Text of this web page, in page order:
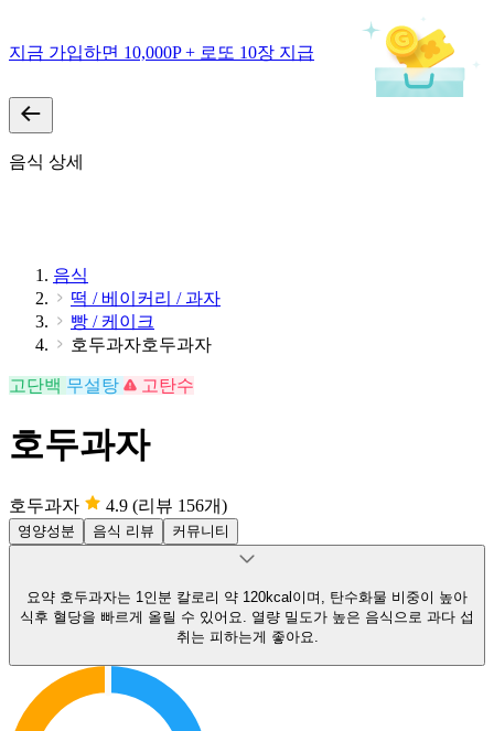
지금 가입하면 10,000P + 로또 10장 지급
음식 상세
음식
떡 / 베이커리 / 과자
빵 / 케이크
호두과자호두과자
고단백 무설탕 고탄수
호두과자
호두과자 4.9 (리뷰 156개)
영양성분 음식 리뷰 커뮤니티
요약 호두과자는 1인분 칼로리 약 120kcal이며, 탄수화물 비중이 높아
식후 혈당을 빠르게 올릴 수 있어요. 열량 밀도가 높은 음식으로 과다 섭
취는 피하는게 좋아요.